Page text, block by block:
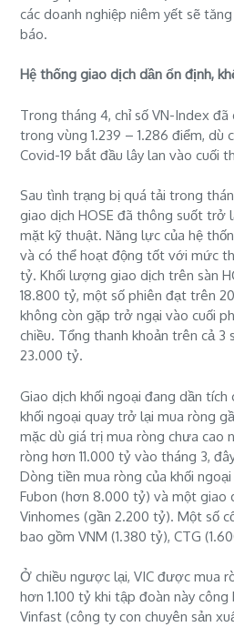
các doanh nghiệp niêm yết sẽ
báo.
Hệ thống giao dịch dần ổn định,
Trong tháng 4, chỉ số VN-Index đã
trong vùng 1.239 – 1.286 điểm, dù
Covid-19 bắt đầu lây lan vào cuối
Sau tình trạng bị quá tải trong
giao dịch HOSE đã thông suốt trở
mặt kỹ thuật. Năng lực của hệ
và có thể hoạt động tốt với mức
tỷ. Khối lượng giao dịch trên sàn
18.800 tỷ, một số phiên đạt trên
không còn gặp trở ngại vào cuối
chiều. Tổng thanh khoản trên cả 3
23.000 tỷ.
Giao dịch khối ngoại đang dần
khối ngoại quay trở lại mua ròng
mặc dù giá trị mua ròng chưa cao
ròng hơn 11.000 tỷ vào tháng 3,
Dòng tiền mua ròng của khối
Fubon (hơn 8.000 tỷ) và một giao
Vinhomes (gần 2.200 tỷ). Một số
bao gồm VNM (1.380 tỷ), CTG
Ở chiều ngược lại, VIC được mua
hơn 1.100 tỷ khi tập đoàn này
Vinfast (công ty con chuyên sản